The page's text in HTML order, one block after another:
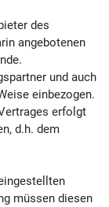
des
angebotenen
und auch
einbezogen.
erfolgt
d.h. dem
müssen diesen